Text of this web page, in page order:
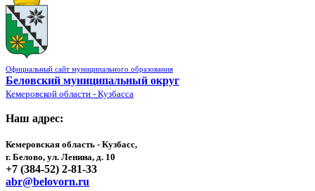
Официальный сайт муниципального образования
Беловский муниципальный округ
Кемеровской области - Кузбасса
Наш адрес:
Кемеровская область - Кузбасс,
г. Белово, ул. Ленина, д. 10
+7 (384-52) 2-81-33
abr@belovorn.ru